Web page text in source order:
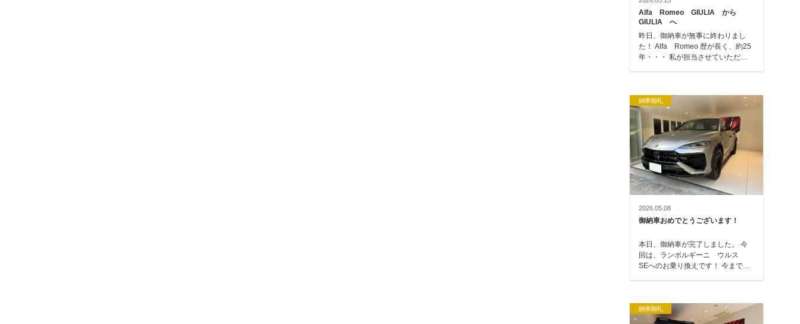
Alfa Romeo GIULIA から
GIULIA へ
昨日、御納車が無事に終わりまし
た！ Alfa Romeo 歴が長く、約25
年・・・ 私が担当させていただい
納車御礼
2026.05.08
御納車おめでとうございます！
本日、御納車が完了しました。 今
回は、ランボルギーニ ウルス
SEへのお乗り換えです！ 今まで
納車御礼